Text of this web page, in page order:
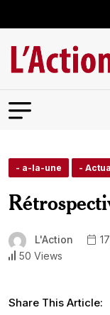
- a-la-une -
L'Action
50 Views
Share This Article: